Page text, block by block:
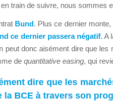
train de suivre, nous sommes
Bund. Plus ce dernier
ce dernier passera négatif.A
peut donc aisément dire que
de quantitative easing, qui
dire que les
la BCE à travers son